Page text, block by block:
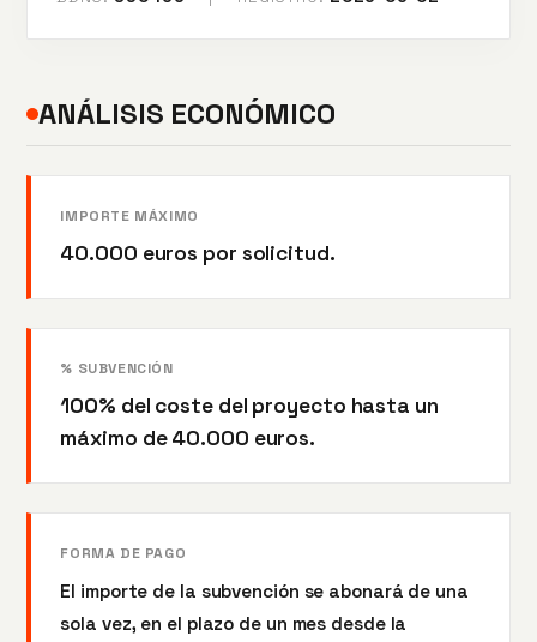
ANÁLISIS ECONÓMICO
IMPORTE MÁXIMO
40.000 euros por solicitud.
% SUBVENCIÓN
100% del coste del proyecto hasta un
máximo de 40.000 euros.
FORMA DE PAGO
El importe de la subvención se abonará de una
sola vez, en el plazo de un mes desde la